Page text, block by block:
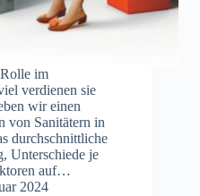
im
verdienen sie
wir einen
von Sanitätern in
durchschnittliche
Unterschiede je
auf…
2024